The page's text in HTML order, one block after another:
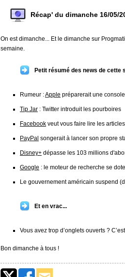
Récap' du dimanche 16/05/
On est dimanche... Et le dimanche sur
semaine.
Petit résumé des news de cette
Rumeur :Apple préparerait une
Tip Jar : Twitter introduit les pourboires
Facebook veut vous faire lire les
PayPal songerait à lancer son propre
Disney+ dépasse les 103 millions
Google : le moteur de recherche se
Le gouvernement américain suspend
Et en vrac...
Vous avez trop d’onglets ouverts ?
Bon dimanche à tous !